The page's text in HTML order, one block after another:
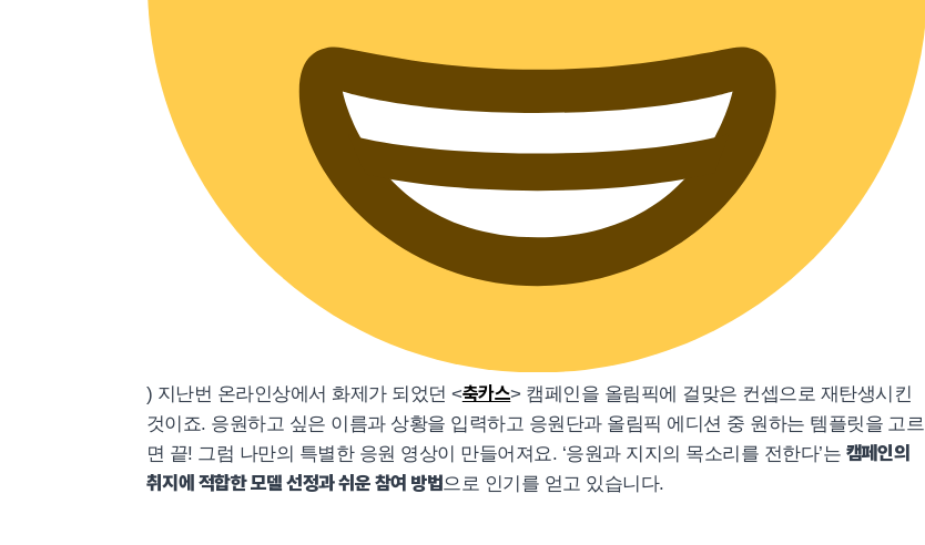
) 지난번 온라인상에서 화제가 되었던 <축카스> 캠페인을 올림픽에 걸맞은 컨셉으로 재탄생시킨
것이죠. 응원하고 싶은 이름과 상황을 입력하고 응원단과 올림픽 에디션 중 원하는 템플릿을 고르
면 끝! 그럼 나만의 특별한 응원 영상이 만들어져요. ‘응원과 지지의 목소리를 전한다’는 캠페인의
취지에 적합한 모델 선정과 쉬운 참여 방법 으로 인기를 얻고 있습니다.